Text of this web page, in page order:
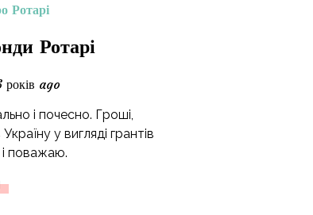
Ротарі
Ротарі
років ago
і почесно. Гроші,
у вигляді грантів
поважаю.